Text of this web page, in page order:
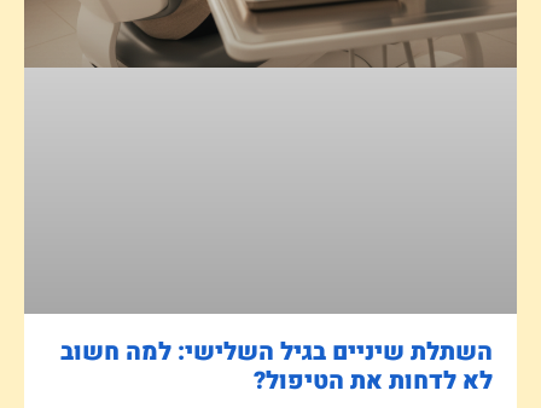
השתלת שיניים בגיל השלישי: למה חשוב
לא לדחות את הטיפול?